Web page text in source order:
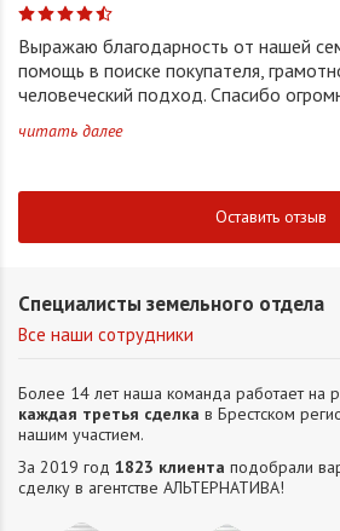
Выражаю благодарность от нашей
помощь в поиске покупателя,
человеческий подход. Спасибо
читать далее
Оставить отзыв
Специалисты земельного отдела
Все наши сотрудники
Более 14 лет наша команда работает на
каждая третья сделка в Брестском
нашим участием.
За 2019 год 1823 клиента подобрали
сделку в агентстве АЛЬТЕРНАТИВA!